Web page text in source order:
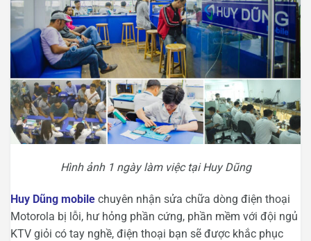
Hình ảnh 1 ngày làm việc tại Huy Dũng
Huy Dũng mobile chuyên nhận sửa chữa dòng điện thoại
Motorola bị lỗi, hư hỏng phần cứng, phần mềm với đội ngủ
KTV giỏi có tay nghề, điện thoại bạn sẽ được khắc phục